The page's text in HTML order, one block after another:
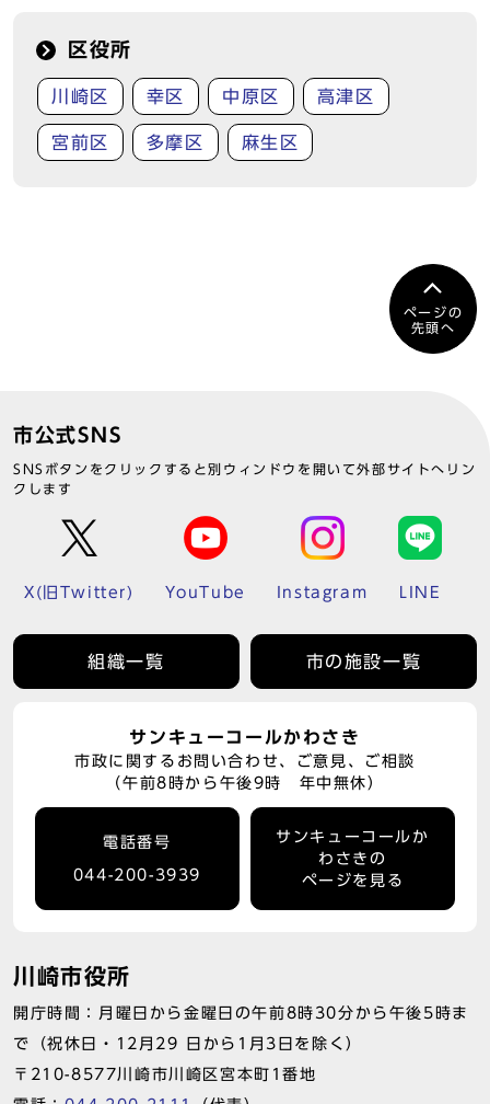
区役所
川崎区 幸区 中原区 高津区
宮前区 多摩区 麻生区
ページの
先頭へ
市公式SNS
SNSボタンをクリックすると別ウィンドウを開いて外部サイトへリン
クします
X(旧Twitter) YouTube Instagram LINE
組織一覧 市の施設一覧
サンキューコールかわさき
市政に関するお問い合わせ、ご意見、ご相談
（午前8時から午後9時 年中無休）
電話番号
044-200-3939
サンキューコールか
わさきの
ページを見る
川崎市役所
開庁時間：月曜日から金曜日の午前8時30分から午後5時ま
で（祝休日・12月29 日から1月3日を除く）
〒210-8577川崎市川崎区宮本町1番地